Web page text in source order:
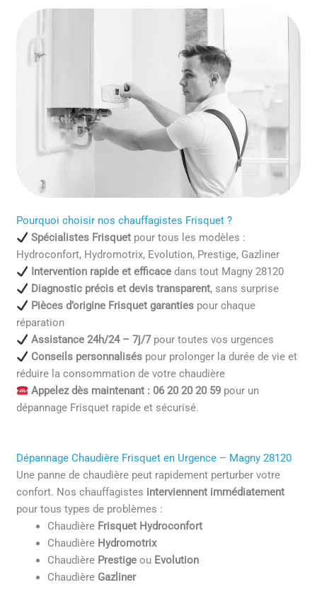
Pourquoi choisir nos chauffagistes Frisquet ?
Spécialistes Frisquetpour tous les modèles :
Hydroconfort, Hydromotrix, Evolution, Prestige, Gazliner
Intervention rapide et efficacedans tout Magny 28120
Diagnostic précis et devis transparent, sans surprise
Pièces d’origine Frisquet garantiespour chaque
réparation
Assistance 24h/24 – 7j/7pour toutes vos urgences
Conseils personnaliséspour prolonger la durée de vie et
réduire la consommation de votre chaudière
Appelez dès maintenant : 06 20 20 20 59pour un
dépannage Frisquet rapide et sécurisé.
Dépannage Chaudière Frisquet en Urgence – Magny 28120
Une panne de chaudière peut rapidement perturber votre
confort. Nos chauffagistes interviennent immédiatement
pour tous types de problèmes :
Chaudière Frisquet Hydroconfort
Chaudière Hydromotrix
Chaudière Prestige ou Evolution
Chaudière Gazliner